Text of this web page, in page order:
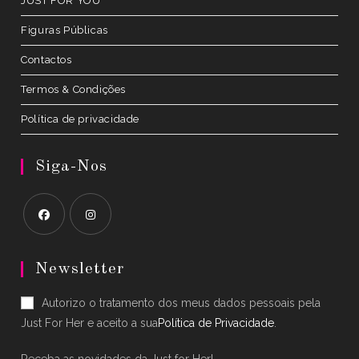
Figuras Públicas
Contactos
Termos & Condições
Política de privacidade
Siga-Nos
in
new
tab
in
new
tab
Newsletter
Autorizo o tratamento dos meus dados pessoais pela
Just For Her e aceito a suaPolítica de Privacidade